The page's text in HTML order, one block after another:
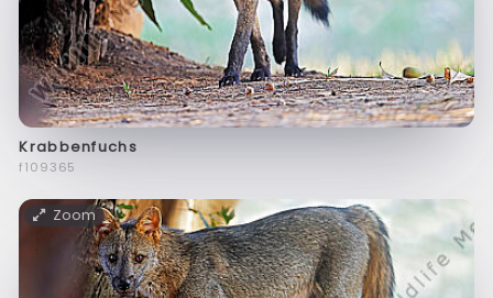
Krabbenfuchs
f109365
Zoom